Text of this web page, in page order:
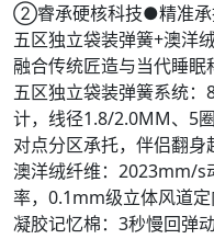
②睿承硬核科技●精准
五区独立袋装弹簧+澳洋
融合传统匠造与当代睡
五区独立袋装弹簧系统
计，线径1.8/2.0MM、5
对点分区承托，伴侣翻身
澳洋绒纤维：2023mm/s
率，0.1mm级立体风道
凝胶记忆棉：3秒慢回弹